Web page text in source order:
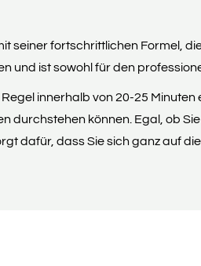
seiner fortschrittlichen Formel,
und ist sowohl für den
innerhalb von 20-25
durchstehen können. Egal, ob
dafür, dass Sie sich ganz auf